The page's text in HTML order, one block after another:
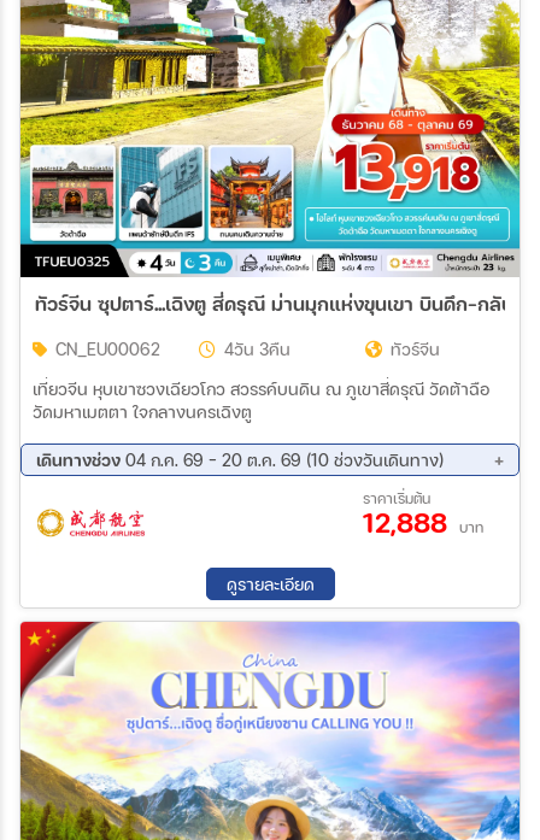
ทัวร์จีน ซุปตาร์...เฉิงตู สี่ดรุณี ม่านมุก
CN_EU00062 4วัน 3คืน
ทัวร์จีน
เที่ยวจีน หุบเขาซวงเฉียวโกว สวรรค์บนดิน ณ ภูเขาสี่ดรุณี วัดต้าฉือ
วัดมหาเมตตา ใจกลางนครเฉิงตู
เดินทางช่วง 04 ก.ค. 69 - 20 ต.ค. 69 (10 ช่วงวันเดินทาง)
22 ส.ค. 69 - 25 ส.ค. 69
29 ส.ค. 69 - 01 ก.ย. 69
05 ก.ย. 69 - 08 ก.ย. 69
12 ก.ย. 69 - 15 ก.ย. 69
19 ก.ย. 69 - 22 ก.ย. 69
03 ต.ค. 69 - 06 ต.ค. 69
17 ต.ค. 69 - 20 ต.ค. 69
ราคาเริ่มต้น
12,888 บาท
ดูรายละเอียด